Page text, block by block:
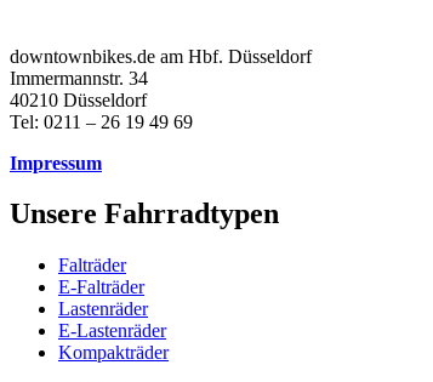
downtownbikes.de am Hbf. Düsseldorf
Immermannstr. 34
40210 Düsseldorf
Tel: 0211 – 26 19 49 69
Impressum
Unsere Fahrradtypen
Falträder
E-Falträder
Lastenräder
E-Lastenräder
Kompakträder